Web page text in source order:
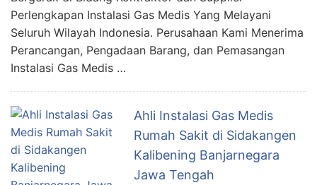
Perlengkapan Instalasi Gas Medis Yang Melayani
Seluruh Wilayah Indonesia. Perusahaan Kami Menerima
Perancangan, Pengadaan Barang, dan Pemasangan
Instalasi Gas Medis …
Ahli Instalasi Gas Medis
Rumah Sakit di Sidakangen
Kalibening Banjarnegara
Jawa Tengah